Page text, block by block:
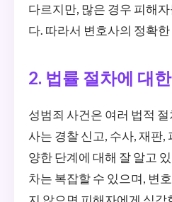
다르지만, 많은 경우 피해
다. 따라서 변호사의 정확
2. 법률 절차에 대
성범죄 사건은 여러 법적
사는 경찰 신고, 수사, 재판,
양한 단계에 대해 잘 알고
차는 복잡할 수 있으며, 변